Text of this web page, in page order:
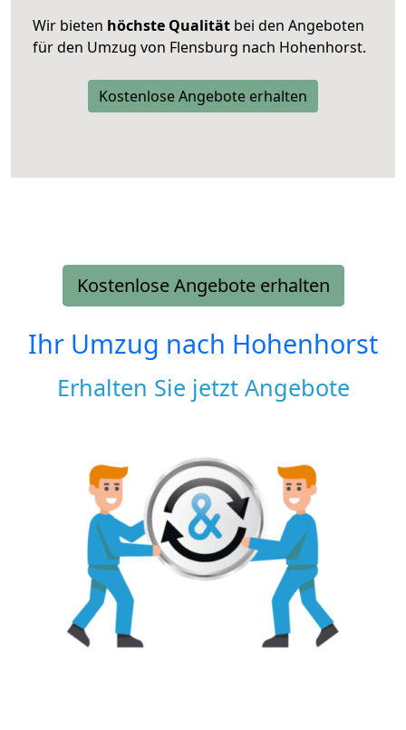
Wir bieten höchste Qualität bei den Angeboten
für den Umzug von Flensburg nach Hohenhorst.
Kostenlose Angebote erhalten
Kostenlose Angebote erhalten
Ihr Umzug nach Hohenhorst
Erhalten Sie jetzt Angebote